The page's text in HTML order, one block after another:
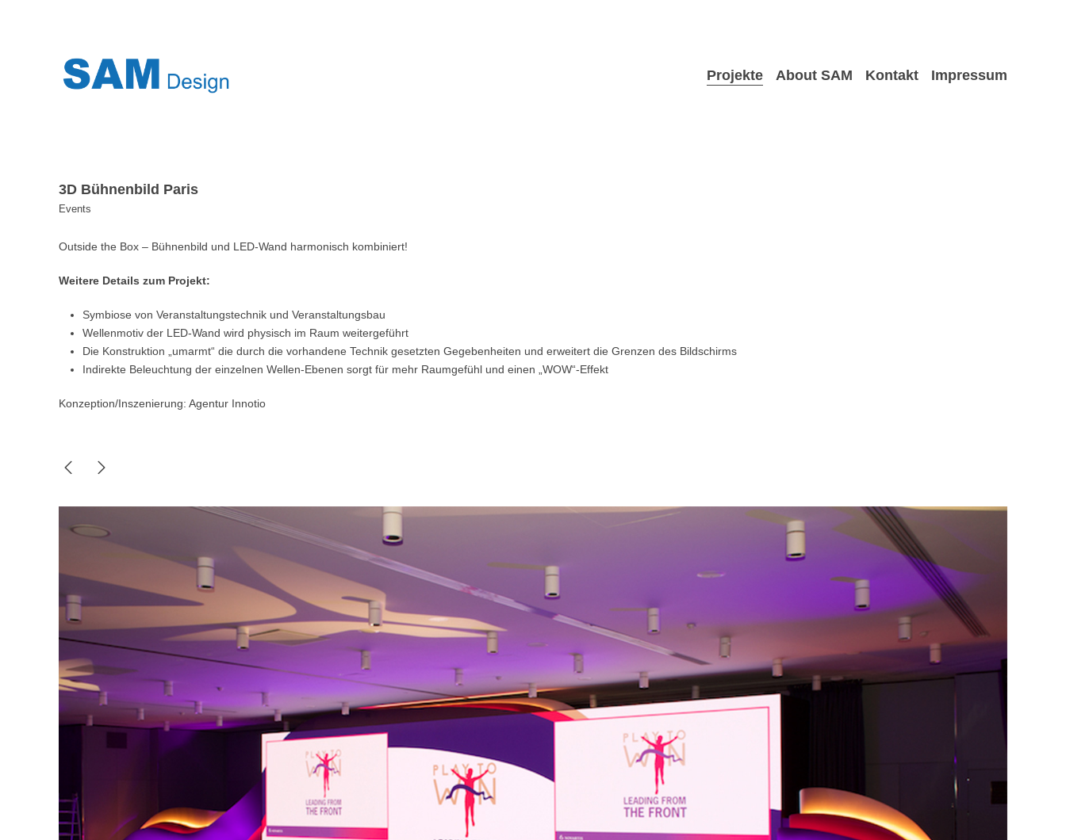
Projekte About SAM Kontakt Impressum
3D Bühnenbild Paris
Events
Outside the Box – Bühnenbild und LED-Wand harmonisch kombiniert!
Weitere Details zum Projekt:
Symbiose von Veranstaltungstechnik und Veranstaltungsbau
Wellenmotiv der LED-Wand wird physisch im Raum weitergeführt
Die Konstruktion „umarmt“ die durch die vorhandene Technik gesetzten Gegebenheiten und erweitert die Grenzen des Bildschirms
Indirekte Beleuchtung der einzelnen Wellen-Ebenen sorgt für mehr Raumgefühl und einen „WOW“-Effekt
Konzeption/Inszenierung: Agentur Innotio